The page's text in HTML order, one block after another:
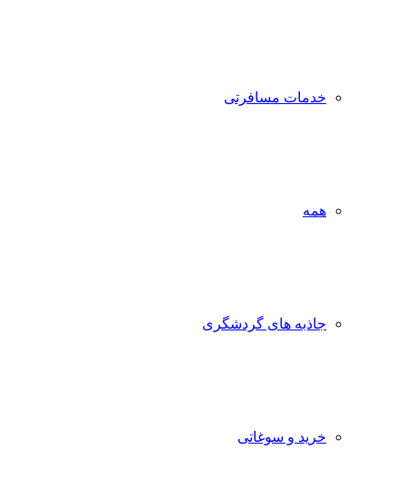
خدمات مسافرتی
همه
جاذبه‌ های گردشگری
خرید و سوغاتی